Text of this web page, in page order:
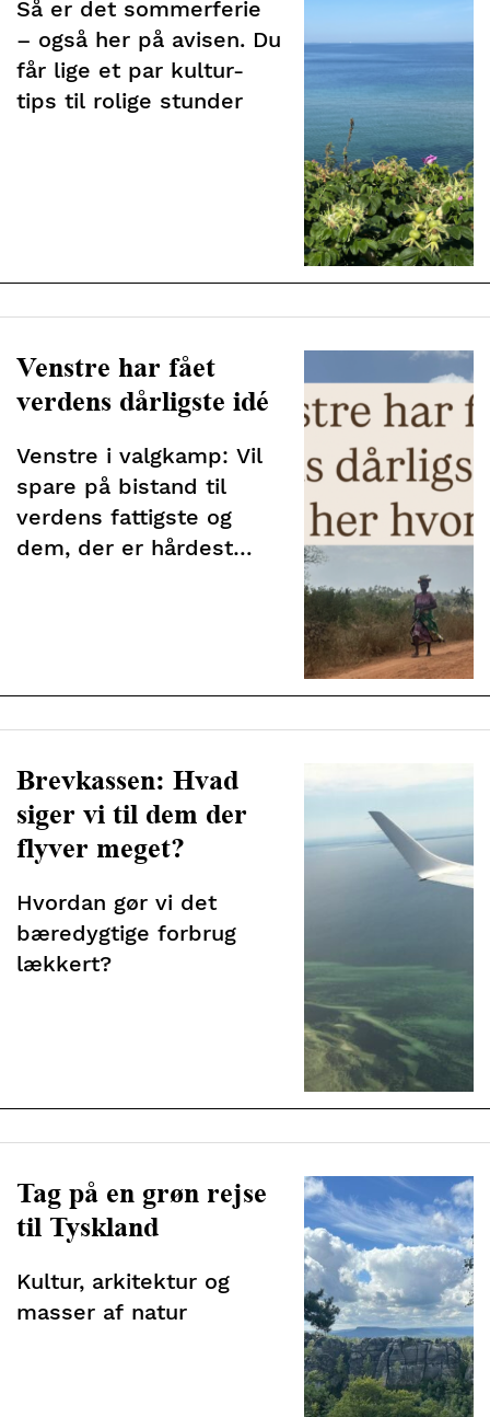
Så er det sommerferie
– også her på avisen. Du
får lige et par kultur-
tips til rolige stunder
Venstre har fået
verdens dårligste idé
Venstre i valgkamp: Vil
spare på bistand til
verdens fattigste og
dem, der er hårdest
Brevkassen: Hvad
siger vi til dem der
flyver meget?
Hvordan gør vi det
bæredygtige forbrug
lækkert?
Tag på en grøn rejse
til Tyskland
Kultur, arkitektur og
masser af natur